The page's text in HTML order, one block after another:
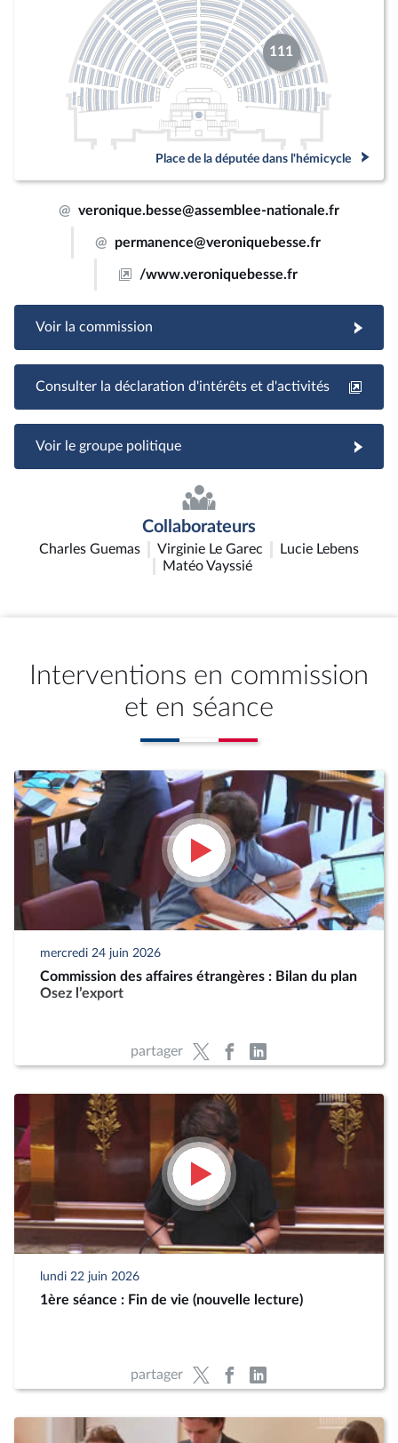
111
Place de la députée dans l'hémicycle
@ veronique.besse@assemblee-nationale.fr
@ permanence@veroniquebesse.fr
/www.veroniquebesse.fr
Voir la commission
Consulter la déclaration d'intérêts et d'activités
Voir le groupe politique
Collaborateurs
Charles Guemas Virginie Le Garec
Lucie Lebens
Matéo Vayssié
Interventions en commission
et en séance
mercredi 24 juin 2026
Commission des affaires étrangères : Bilan du plan
Osez l’export
partager
lundi 22 juin 2026
1ère séance : Fin de vie (nouvelle lecture)
partager